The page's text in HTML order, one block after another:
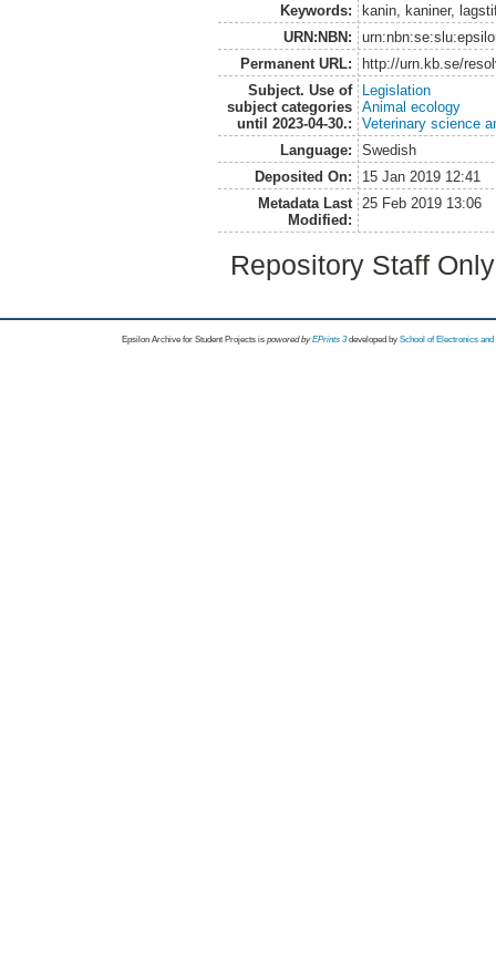
Keywords:
kanin, kaniner,
URN:NBN:
Permanent URL:
http://urn.kb.se/
Subject. Use of
subject categories
until 2023-04-30.:
Legislation
Animal ecology
Veterinary science
Language:
Swedish
Deposited On:
15 Jan 2019 12:41
Metadata Last
Modified:
25 Feb 2019 13:06
Repository Staff
Epsilon Archive for Student Projects is powored byEPrints 3 developed by School of Electronics